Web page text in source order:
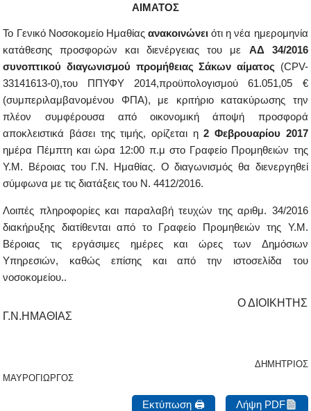
ΑΙΜΑΤΟΣ
Το Γενικό Νοσοκομείο Ημαθίας ανακοινώνει ότι η νέα ημερομηνία
κατάθεσης προσφορών και διενέργειας του με ΑΔ 34/2016
συνοπτικού διαγωνισμού προμήθειας Σάκων αίματος (CPV-
33141613-0),του ΠΠΥΦΥ 2014,προϋπολογισμού 61.051,05 €
(συμπεριλαμβανομένου ΦΠΑ), με κριτήριο κατακύρωσης την
πλέον συμφέρουσα από οικονομική άποψή προσφορά
αποκλειστικά βάσει της τιμής, ορίζεται η2 Φεβρουαρίου 2017
ημέρα Πέμπτη και ώρα 12:00 π.μ στο Γραφείο Προμηθειών της
Υ.Μ. Βέροιας του Γ.Ν. Ημαθίας. Ο διαγωνισμός θα διενεργηθεί
σύμφωνα με τις διατάξεις του Ν. 4412/2016.
Λοιπές πληροφορίες και παραλαβή τευχών της αριθμ. 34/2016
διακήρυξης διατίθενται από το Γραφείο Προμηθειών της Υ.Μ.
Βέροιας τις εργάσιμες ημέρες και ώρες των Δημόσιων
Υπηρεσιών, καθώς επίσης και από την ιστοσελίδα του
νοσοκομείου..
Ο ΔΙΟΙΚΗΤΗΣ
Γ.Ν.ΗΜΑΘΙΑΣ
ΔΗΜΗΤΡΙΟΣ
ΜΑΥΡΟΓΙΩΡΓΟΣ
Εκτύπωση 🖨 Λήψη PDF